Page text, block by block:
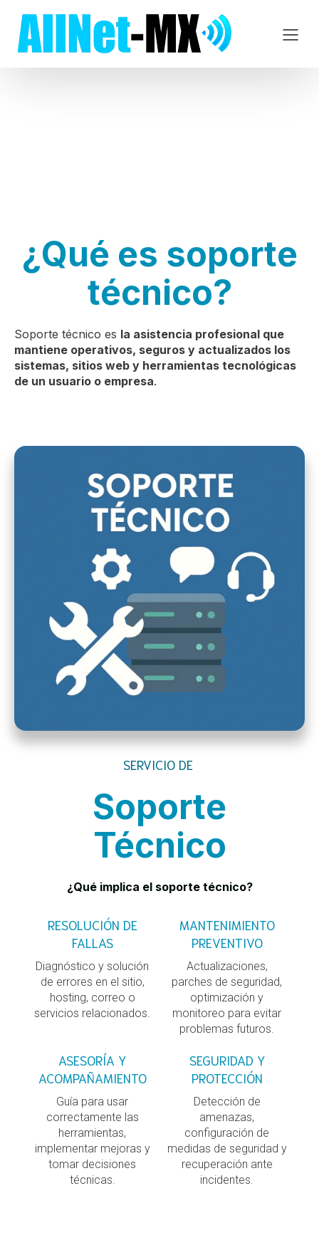
¿Qué es soporte
técnico?
Soporte técnico es la asistencia profesional que
mantiene operativos, seguros y actualizados los
sistemas, sitios web y herramientas tecnológicas
de un usuario o empresa.
SERVICIO DE
Soporte
Técnico
¿Qué implica el soporte técnico?
RESOLUCIÓN DE
FALLAS
Diagnóstico y solución
de errores en el sitio,
hosting, correo o
servicios relacionados.
MANTENIMIENTO
PREVENTIVO
Actualizaciones,
parches de seguridad,
optimización y
monitoreo para evitar
problemas futuros.
ASESORÍA Y
ACOMPAÑAMIENTO
Guía para usar
correctamente las
herramientas,
implementar mejoras y
tomar decisiones
técnicas.
SEGURIDAD Y
PROTECCIÓN
Detección de
amenazas,
configuración de
medidas de seguridad y
recuperación ante
incidentes.